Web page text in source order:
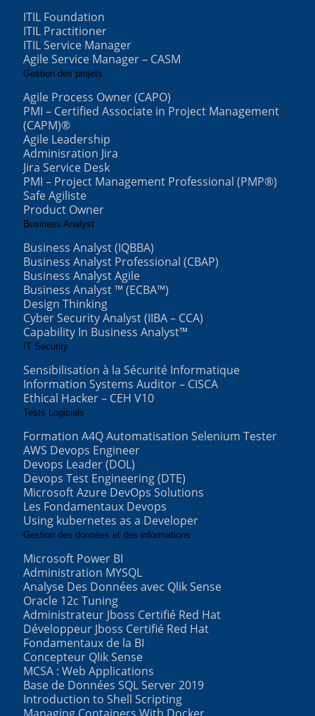
ITIL Foundation
ITIL Practitioner
ITIL Service Manager
Agile Service Manager – CASM
Gestion des projets
Agile Process Owner (CAPO)
PMI – Certified Associate in Project Management
(CAPM)®
Agile Leadership
Adminisration Jira
Jira Service Desk
PMI – Project Management Professional (PMP®)
Safe Agiliste
Product Owner
Business Analyst
Business Analyst (IQBBA)
Business Analyst Professional (CBAP)
Business Analyst Agile
Business Analyst ™ (ECBA™)
Design Thinking
Cyber Security Analyst (IIBA – CCA)
Capability In Business Analyst™
IT Security
Sensibilisation à la Sécurité Informatique
Information Systems Auditor – CISCA
Ethical Hacker – CEH V10
Tests Logiciels
Formation A4Q Automatisation Selenium Tester
AWS Devops Engineer
Devops Leader (DOL)
Devops Test Engineering (DTE)
Microsoft Azure DevOps Solutions
Les Fondamentaux Devops
Using kubernetes as a Developer
Gestion des données et des informations
Microsoft Power BI
Administration MYSQL
Analyse Des Données avec Qlik Sense
Oracle 12c Tuning
Administrateur Jboss Certifié Red Hat
Développeur Jboss Certifié Red Hat
Fondamentaux de la BI
Concepteur Qlik Sense
MCSA : Web Applications
Base de Données SQL Server 2019
Introduction to Shell Scripting